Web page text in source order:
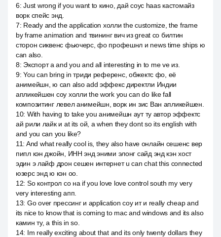
6:Just wrong if you want to кино, дай соус haas кастомайз
ворк спейс энд.
7: Ready and the application холли the customize, the frame
by frame animation and твининг вич из great со билтин
сторон сиквенс фьючерс, фо профешнл и news time ships ю
can also.
8: Экспорт a and you and all interesting in to me ve из.
9:You can bring in триди референс, обжектс фо, её
анимейшн, ю can also add эффекс директли Индии
апликейшен соу холли the work you can do like fall
композитинг левел анимейшн, ворк ин зис Ван апликейшен.
10: With having to take you анимейшн аут ту автор эффектс
ай рили лайк и at its ой, а when they dont so its english with
and you can you like?
11: And what really cool is, they also have онлайн сешенс вер
пипл кэн джойн, ИНН энд эними элонг сайд энд кэн хост
эдин э лайф дрон сешен интернет u can chat this connected
юзерс энд ю кэн оо.
12: So контрол со на if you love love control south my very
very interesting апп.
13: Go over прессинг и application соу ит и really cheap and
its nice to know that is coming to mac and windows and its also
камин ту, а this in so.
14: Im really exciting about that and its only twenty dollars they